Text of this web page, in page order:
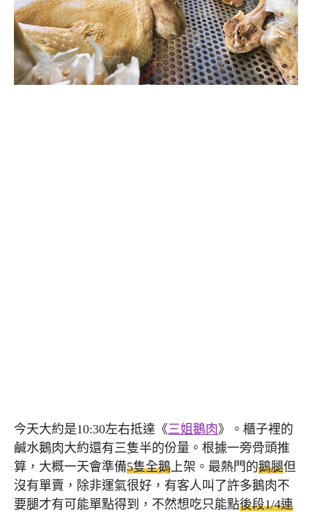
今天大約是10:30左右抵達《三姐鵝肉》。櫃子裡的
鹹水鵝肉大約還有三隻半的份量。根據一旁骨頭推
算，大概一天會準備5隻全鵝 上架。最熱門的鵝腿但
沒有單賣，除非運氣很好，有客人叫了許多鵝肉不
要腿才有可能單點得到，不然想吃只能點後段1/4連